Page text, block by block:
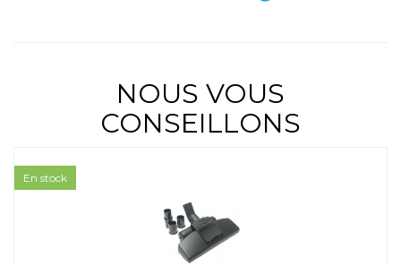
NOUS VOUS
CONSEILLONS
En stock